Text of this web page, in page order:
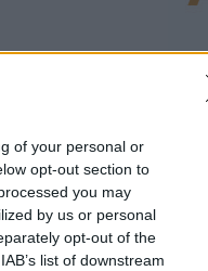
of your personal or
opt-out section to
you may
by us or personal
opt-out of the
list of downstream